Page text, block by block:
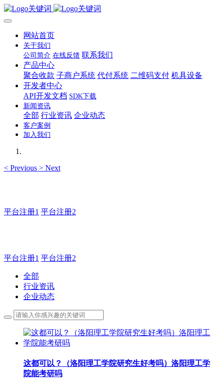
网站首页
关于我们
公司简介 在线反馈 联系我们
产品中心
聚合收款 子商户系统 代付系统 二维码支付 机具设备
开发者中心
API开发文档 SDK下载
新闻资讯
全部 行业资讯 企业动态
客户案例
加入我们
< Previous > Next
平台注册1 平台注册2
平台注册1 平台注册2
全部
行业资讯
企业动态
这都可以？（洛阳理工学院研究生好考吗）洛阳理工学
院能考研吗